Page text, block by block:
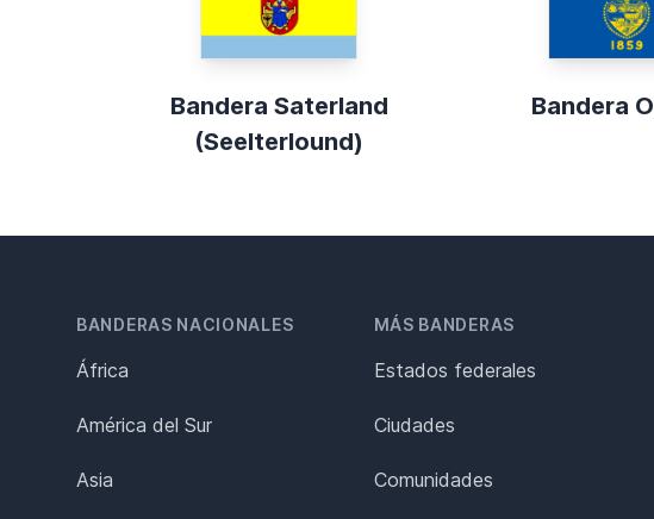
Bandera Saterland
(Seelterlound)
Bandera
BANDERAS NACIONALES
África
América del Sur
Asia
MÁS BANDERAS
Estados federales
Ciudades
Comunidades